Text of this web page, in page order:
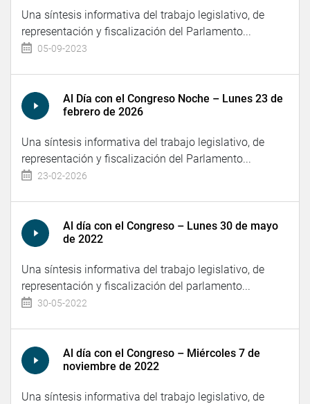
Una síntesis informativa del trabajo legislativo, de
representación y fiscalización del Parlamento...
05-09-2023
Al Día con el Congreso Noche – Lunes 23 de
febrero de 2026
Una síntesis informativa del trabajo legislativo, de
representación y fiscalización del Parlamento...
23-02-2026
Al día con el Congreso – Lunes 30 de mayo
de 2022
Una síntesis informativa del trabajo legislativo, de
representación y fiscalización del parlamento...
30-05-2022
Al día con el Congreso – Miércoles 7 de
noviembre de 2022
Una síntesis informativa del trabajo legislativo, de